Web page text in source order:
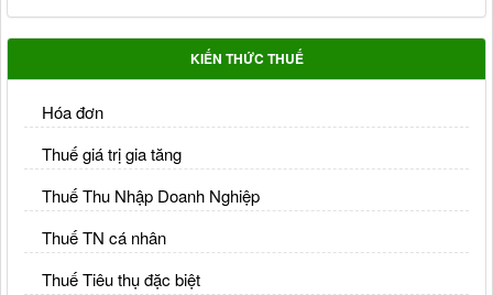
KIẾN THỨC THUẾ
Hóa đơn
Thuế giá trị gia tăng
Thuế Thu Nhập Doanh Nghiệp
Thuế TN cá nhân
Thuế Tiêu thụ đặc biệt